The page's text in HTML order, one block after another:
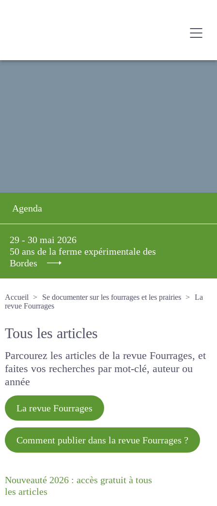
Agenda
29 - 30 mai 2026
50 ans de la ferme expérimentale des
Bordes
Accueil
Se documenter sur les fourrages et les prairies
La revue Fourrages
Tous les articles
Parcourez les articles de la revue Fourrages, et
faites vos recherches par mot-clé, auteur ou
année
La revue Fourrages
Comment publier dans la revue
Nouveauté 2026 : accès gratuit à